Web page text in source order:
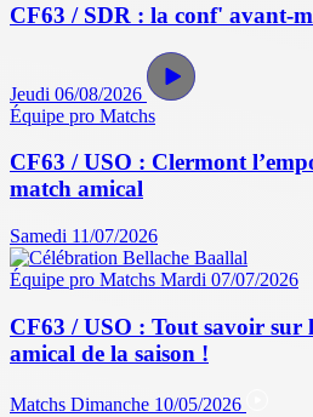
CF63 / SDR : la conf' avant-
Jeudi 06/08/2026
Équipe pro Matchs
CF63 / USO : Clermont
match amical
Samedi 11/07/2026
Équipe pro Matchs Mardi 07/07/2026
CF63 / USO : Tout savoir sur
amical de la saison !
Matchs Dimanche 10/05/2026